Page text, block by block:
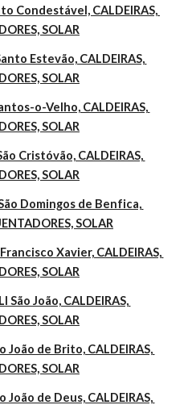
Condestável, CALDEIRAS,
SOLAR
Estevão, CALDEIRAS,
SOLAR
o-Velho, CALDEIRAS,
SOLAR
Cristóvão, CALDEIRAS,
SOLAR
Domingos de Benfica,
SOLAR
Xavier, CALDEIRAS,
SOLAR
São João, CALDEIRAS,
SOLAR
João de Brito, CALDEIRAS,
SOLAR
João de Deus, CALDEIRAS,